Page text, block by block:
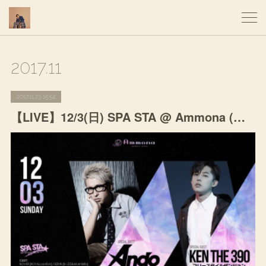
2017.11
2017.11.23 15:54
【LIVE】12/3(日) SPA STA @ Ammona (大阪)